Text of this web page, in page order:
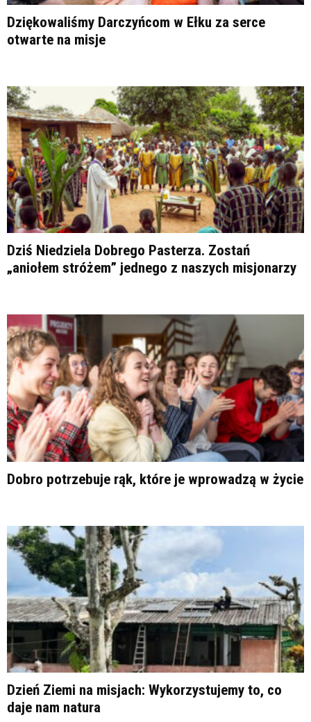
Dziękowaliśmy Darczyńcom w Ełku za serce
otwarte na misje
Dziś Niedziela Dobrego Pasterza. Zostań
„aniołem stróżem” jednego z naszych misjonarzy
Dobro potrzebuje rąk, które je wprowadzą w życie
Dzień Ziemi na misjach: Wykorzystujemy to, co
daje nam natura